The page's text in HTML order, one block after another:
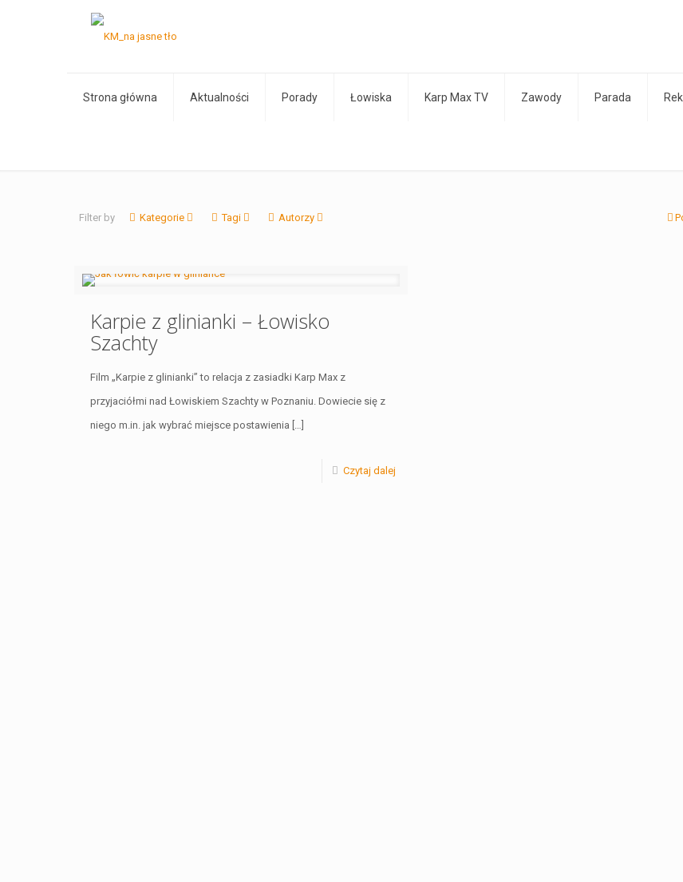
Strona główna Aktualności Porady Łowiska Karp Max TV Zawody Parada
Filter by Kategorie Tagi Autorzy
Karpie z glinianki – Łowisko
Szachty
Film „Karpie z glinianki” to relacja z zasiadki Karp Max z
przyjaciółmi nad Łowiskiem Szachty w Poznaniu. Dowiecie się z
niego m.in. jak wybrać miejsce postawienia […]
Czytaj dalej